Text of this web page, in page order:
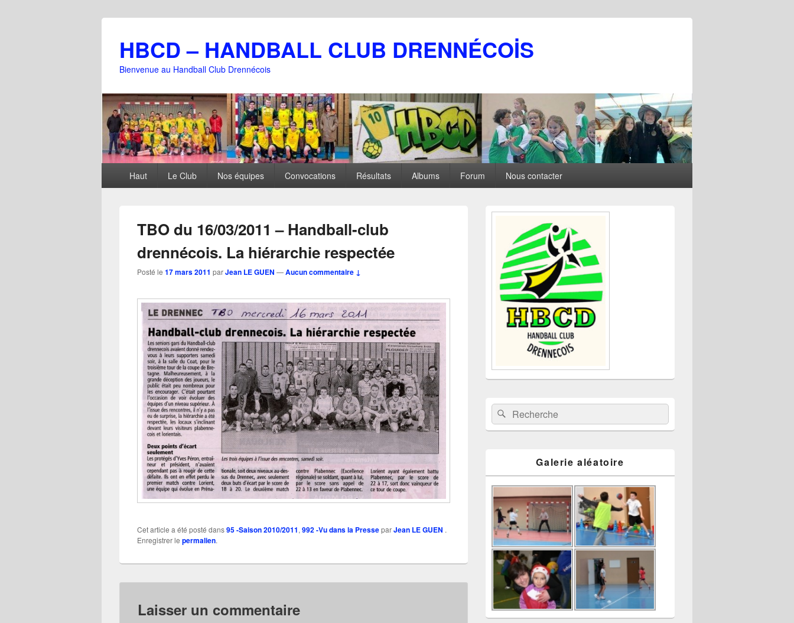
HBCD – HANDBALL CLUB DRENNÉCOİS
Bienvenue au Handball Club Drennécois
principalHaut Le Club Nos équipes Convocations Résultats Albums Forum Nous contacter
TBO du 16/03/2011 – Handball-club
drennécois. La hiérarchie respectée
Posté le 17 mars 2011 parJean LE GUEN —Aucun commentaire ↓
Cet article a été posté dans95 -Saison 2010/2011,992 -Vu dans la PresseparJean LE GUEN .
Enregistrer le permalien.
Laisser un commentaire
Zone
barre
latérale
Recherche :Rechercher
Galerie aléatoire